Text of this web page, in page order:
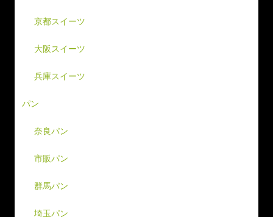
京都スイーツ
大阪スイーツ
兵庫スイーツ
パン
奈良パン
市販パン
群馬パン
埼玉パン